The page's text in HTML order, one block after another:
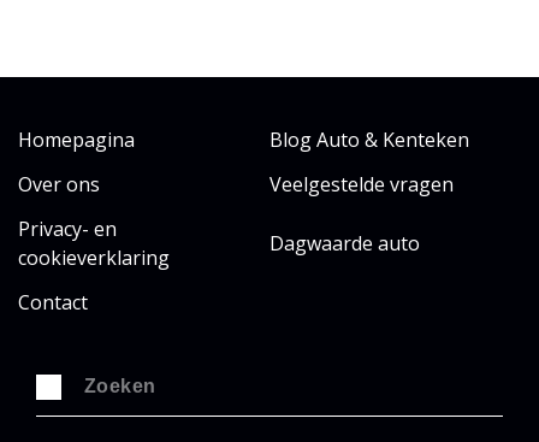
Homepagina
Blog Auto & Kenteken
Over ons
Veelgestelde vragen
Privacy- en
cookieverklaring
Dagwaarde auto
Contact